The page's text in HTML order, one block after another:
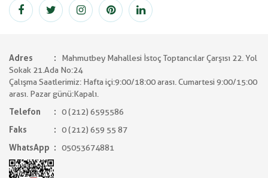
Adres
Mahmutbey Mahallesi İstoç Toptancılar Çarşısı 22. Yol
Sokak 21.Ada No:24
Çalışma Saatlerimiz: Hafta içi:9:00/18:00 arası. Cumartesi 9:00/15:00
arası. Pazar günü:Kapalı.
Telefon
0 (212) 6595586
Faks
0 (212) 659 55 87
WhatsApp
05053674881